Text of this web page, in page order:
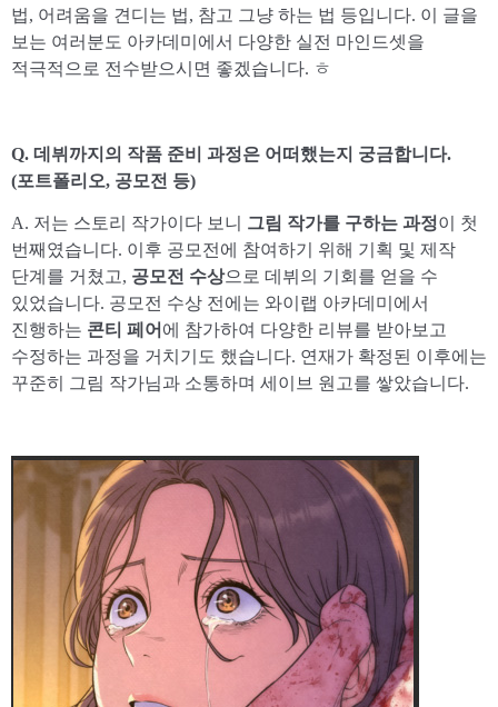
법, 어려움을 견디는 법, 참고 그냥 하는 법 등입니다. 이 글을
보는 여러분도 아카데미에서 다양한 실전 마인드셋을
적극적으로 전수받으시면 좋겠습니다. ㅎ
Q. 데뷔까지의 작품 준비 과정은 어떠했는지 궁금합니다.
(포트폴리오, 공모전 등)
A. 저는 스토리 작가이다 보니 그림 작가를 구하는 과정이 첫
번째였습니다. 이후 공모전에 참여하기 위해 기획 및 제작
단계를 거쳤고, 공모전 수상으로 데뷔의 기회를 얻을 수
있었습니다. 공모전 수상 전에는 와이랩 아카데미에서
진행하는 콘티 페어 에 참가하여 다양한 리뷰를 받아보고
수정하는 과정을 거치기도 했습니다. 연재가 확정된 이후에는
꾸준히 그림 작가님과 소통하며 세이브 원고를 쌓았습니다.